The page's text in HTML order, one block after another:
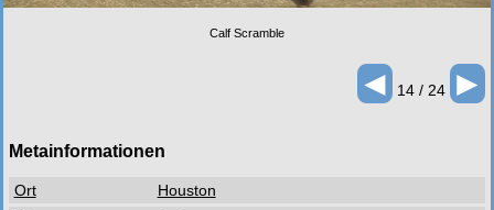
Calf Scramble
◄ 14 / 24 ►
Metainformationen
Ort
Houston